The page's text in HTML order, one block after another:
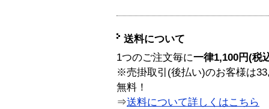
送料について
1つのご注文毎に一律1,100円(税
※売掛取引(後払い)のお客様は
無料！
⇒送料について詳しくはこちら